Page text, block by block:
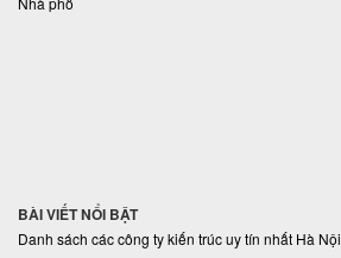
BÀI VIẾT NỔI BẬT
Danh sách các công ty kiến trúc uy tín nhất Hà Nội